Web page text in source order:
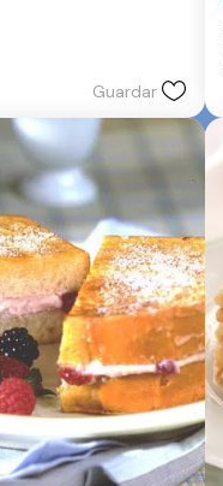
Guardar